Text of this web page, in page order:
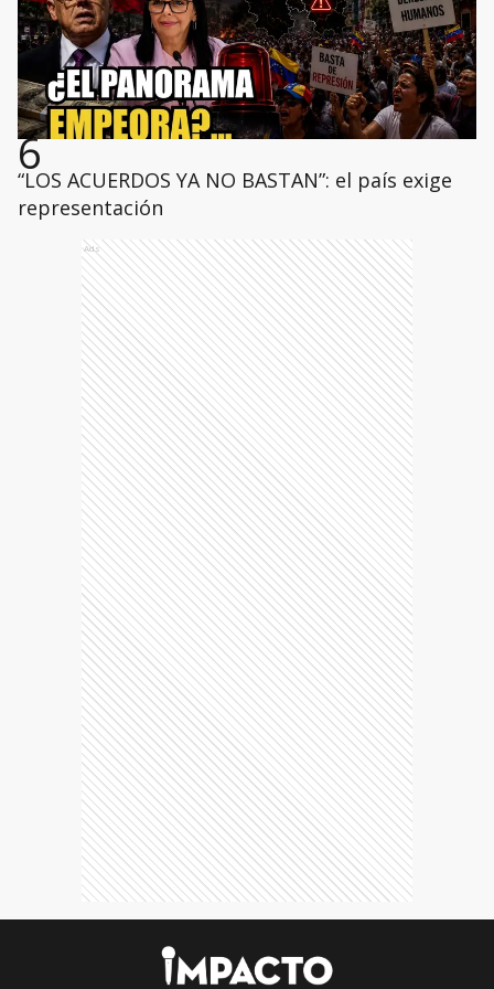
6
“LOS ACUERDOS YA NO BASTAN”: el país exige
representación
Ads